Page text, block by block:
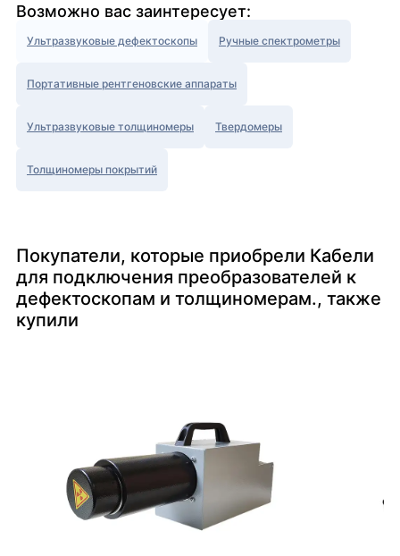
Возможно вас заинтересует:
Ультразвуковые дефектоскопы Ручные спектрометры
Портативные рентгеновские аппараты
Ультразвуковые толщиномеры Твердомеры
Толщиномеры покрытий
Покупатели, которые приобрели Кабели
для подключения преобразователей к
дефектоскопам и толщиномерам., также
купили